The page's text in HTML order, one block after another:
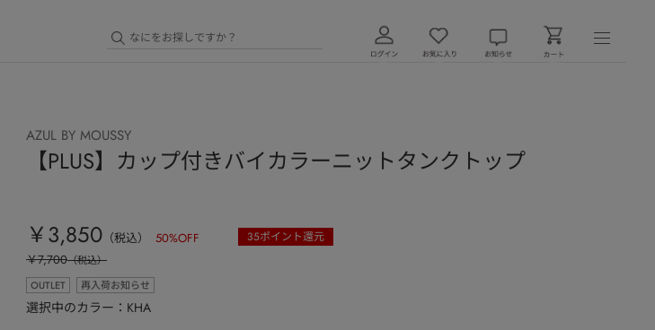
AZUL BY MOUSSY
【PLUS】カップ付きバイカラーニットタンクトップ
￥3,850 （税込） 50%OFF 35ポイント還元
￥7,700（税込）
OUTLET
再入荷お知らせ
選択中のカラー：KHA